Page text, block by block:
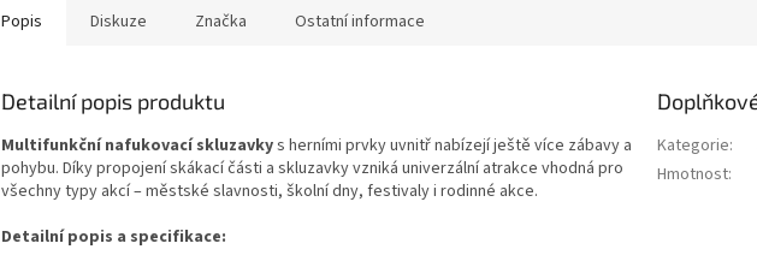
Popis Diskuze Značka Ostatní informace
Detailní popis produktu
Multifunkční nafukovací skluzavkys herními prvky uvnitř nabízejí ještě více zábavy a
pohybu. Díky propojení skákací části a skluzavky vzniká univerzální atrakce vhodná pro
všechny typy akcí – městské slavnosti, školní dny, festivaly i rodinné akce.
Detailní popis a specifikace:
Kategorie:
Hmotnost: